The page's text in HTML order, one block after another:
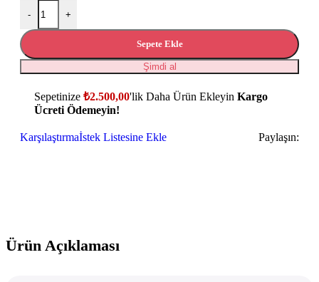
- +
Sepete Ekle
Şimdi al
Sepetinize ₺2.500,00'lik Daha Ürün Ekleyin Kargo
Ücreti Ödemeyin!
Karşılaştırmaİstek Listesine Ekle Paylaşın:
Ürün Açıklaması